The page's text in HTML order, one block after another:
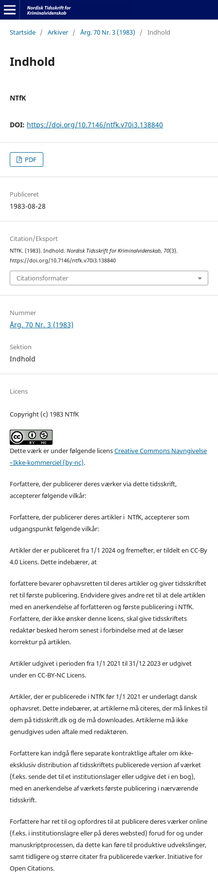
Startside / Arkiver / Årg. 70 Nr. 3 (1983) / Indhold
Indhold
NTfK
DOI: https://doi.org/10.7146/ntfk.v70i3.138840
PDF
Publiceret
1983-08-28
Citation/Eksport
NTfK. (1983). Indhold. Nordisk Tidsskrift for Kriminalvidenskab, 70(3).
https://doi.org/10.7146/ntfk.v70i3.138840
Citationsformater
Nummer
Årg. 70 Nr. 3 (1983)
Sektion
Indhold
Licens
Copyright (c) 1983 NTfK
Dette værk er under følgende licensCreative Commons Navngivelse
–Ikke-kommerciel (by-nc).
Forfattere, der publicerer deres værker via dette tidsskrift,
accepterer følgende vilkår:
Forfattere, der publicerer deres artikler i NTfK, accepterer som
udgangspunkt følgende vilkår:
Artikler der er publiceret fra 1/1 2024 og fremefter, er tildelt en CC-By
4.0 Licens. Dette indebærer, at
forfattere bevarer ophavsretten til deres artikler og giver tidsskriftet
ret til første publicering. Endvidere gives andre ret til at dele artiklen
med en anerkendelse af forfatteren og første publicering i NTfK.
Forfattere, der ikke ønsker denne licens, skal give tidsskriftets
redaktør besked herom senest i forbindelse med at de læser
korrektur på artiklen.
Artikler udgivet i perioden fra 1/1 2021 til 31/12 2023 er udgivet
under en CC-BY-NC Licens.
Artikler, der er publicerede i NTfK før 1/1 2021 er underlagt dansk
ophavsret. Dette indebærer, at artiklerne må citeres, der må linkes til
dem på tidsskrift.dk og de må downloades. Artiklerne må ikke
genudgives uden aftale med redaktøren.
Forfattere kan indgå flere separate kontraktlige aftaler om ikke-
eksklusiv distribution af tidsskriftets publicerede version af værket
(f.eks. sende det til et institutionslager eller udgive det i en bog),
med en anerkendelse af værkets første publicering i nærværende
tidsskrift.
Forfattere har ret til og opfordres til at publicere deres værker online
(f.eks. i institutionslagre eller på deres websted) forud for og under
manuskriptprocessen, da dette kan føre til produktive udvekslinger,
samt tidligere og større citater fra publicerede værker. Initiative for
Open Citations.